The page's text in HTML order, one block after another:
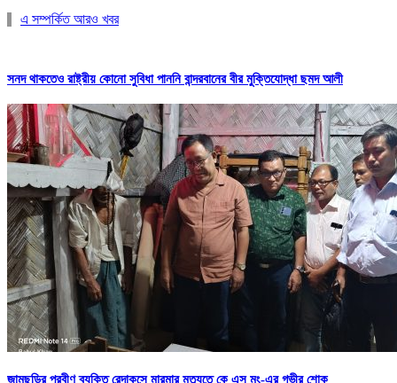
এ সম্পর্কিত আরও খবর
সনদ থাকতেও রাষ্ট্রীয় কোনো সুবিধা পাননি বান্দরবানের বীর মুক্তিযোদ্ধা ছমদ আলী
জামছড়ির প্রবীণ ব্যক্তি রেদাকসে মারমার মৃত্যুতে কে এস মং-এর গভীর শোক